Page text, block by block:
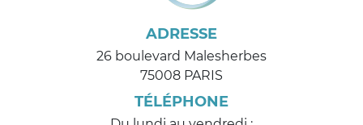
ADRESSE
26 boulevard Malesherbes
75008 PARIS
TÉLÉPHONE